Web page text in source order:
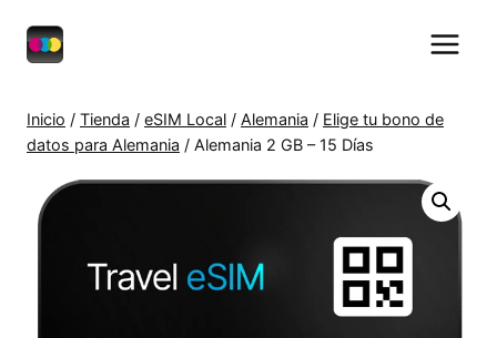
Inicio / Tienda / eSIM Local / Alemania / Elige tu bono de
datos para Alemania / Alemania 2 GB – 15 Días